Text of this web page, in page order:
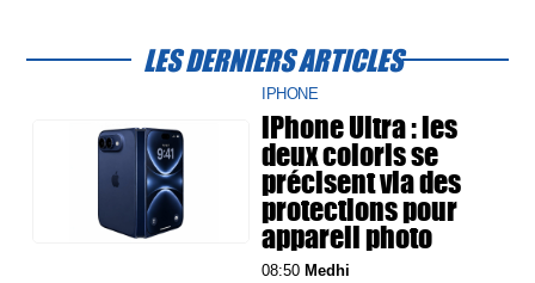
LES DERNIERS ARTICLES
IPHONE
iPhone Ultra : les
deux coloris se
précisent via des
protections pour
appareil photo
08:50Medhi